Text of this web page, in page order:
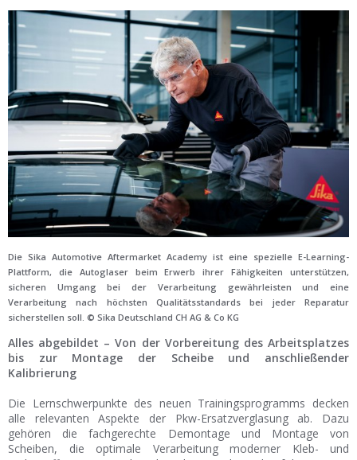
Die Sika Automotive Aftermarket Academy ist eine spezielle E-Learning-
Plattform, die Autoglaser beim Erwerb ihrer Fähigkeiten unterstützen,
sicheren Umgang bei der Verarbeitung gewährleisten und eine
Verarbeitung nach höchsten Qualitätsstandards bei jeder Reparatur
sicherstellen soll. © Sika Deutschland CH AG & Co KG
Alles abgebildet – Von der Vorbereitung des Arbeitsplatzes
bis zur Montage der Scheibe und anschließender
Kalibrierung
Die Lernschwerpunkte des neuen Trainingsprogramms decken
alle relevanten Aspekte der Pkw-Ersatzverglasung ab. Dazu
gehören die fachgerechte Demontage und Montage von
Scheiben, die optimale Verarbeitung moderner Kleb- und